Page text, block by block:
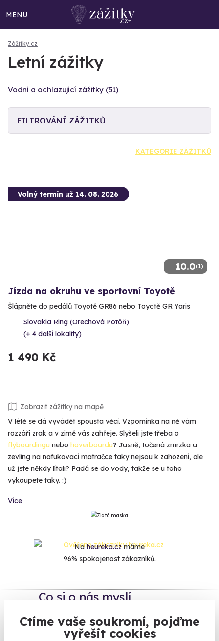
Ctíme vaše soukromí, pojďme
vyřešit cookies
MENU
Zážitky.cz
Letní zážitky
Vodní a ochlazující zážitky (51)
FILTROVÁNÍ ZÁŽITKŮ
KATEGORIE ZÁŽITKŮ
10.0(1)
Volný termín už 14. 08. 2026
Jízda na okruhu ve sportovní Toyotě
Šlápněte do pedálů Toyotě GR86 nebo Toyotě GR Yaris
Slovakia Ring (Orechová Potôň)
(+ 4 další lokality)
1 490 Kč
Zobrazit zážitky na mapě
V létě se dá vyvádět spousta věcí. Vzpomínka na ně vám
rozzáří zrak a v zimě vás zahřeje. Slyšeli jste třeba o
flyboardingu nebo hoverboardu? Jasně, točená zmrzka a
zevling na nafukovací matračce taky nejsou k zahození, ale
už jste někdy lítali? Padá se do vody, takže se u toho
vykoupete taky. :)
Více
Naheureka.czmáme
96% spokojenost zákazníků.
Co si o nás myslí
Zobraz ohlasy